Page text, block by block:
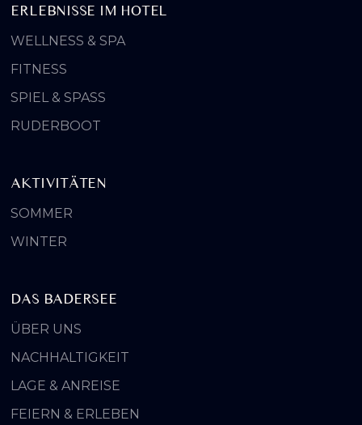
ERLEBNISSE IM HOTEL
WELLNESS & SPA
FITNESS
SPIEL & SPASS
RUDERBOOT
AKTIVITÄTEN
SOMMER
WINTER
DAS BADERSEE
ÜBER UNS
NACHHALTIGKEIT
LAGE & ANREISE
FEIERN & ERLEBEN